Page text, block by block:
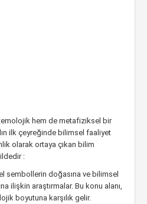
hem de metafiziksel bir
ilk çeyreğinde bilimsel faaliyet
olarak ortaya çıkan bilim
:
sembollerin doğasına ve bilimsel
ilişkin araştırmalar. Bu konu alanı,
boyutuna karşılık gelir.